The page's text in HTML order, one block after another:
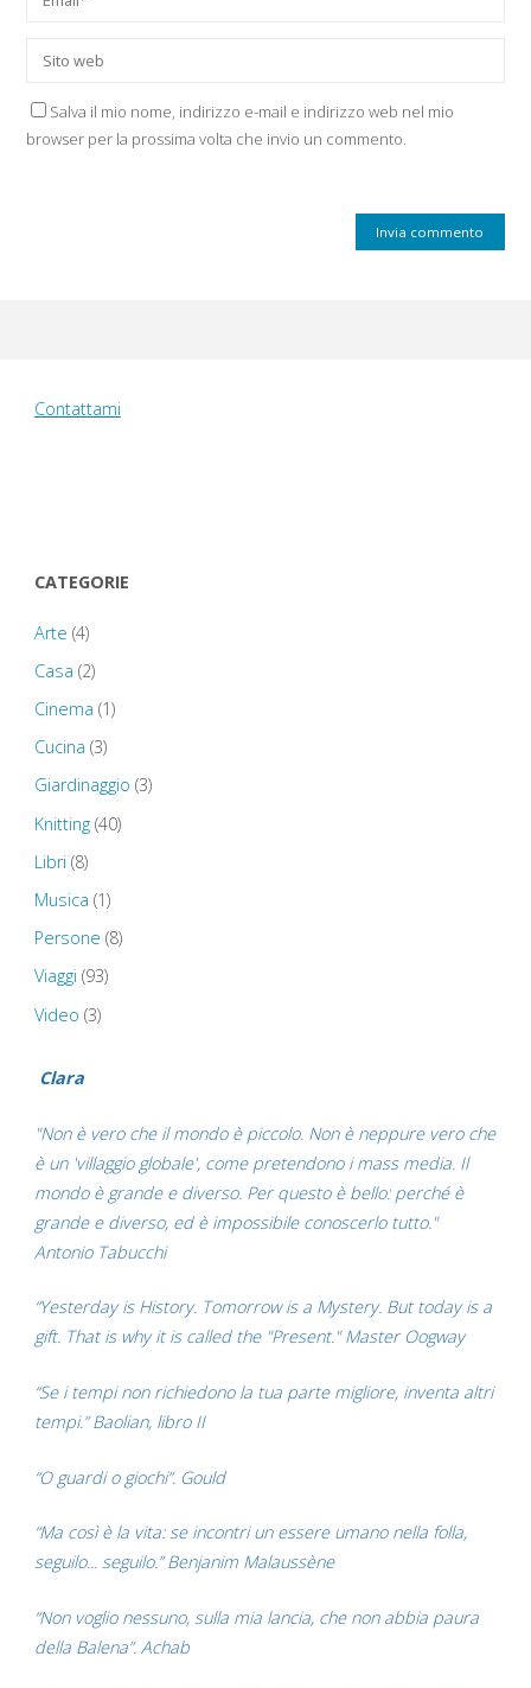
Salva il mio nome, indirizzo e-mail e indirizzo web nel mio
browser per la prossima volta che invio un commento.
Contattami
CATEGORIE
Arte (4)
Casa (2)
Cinema (1)
Cucina (3)
Giardinaggio (3)
Knitting(40)
Libri (8)
Musica (1)
Persone (8)
Viaggi (93)
Video (3)
Clara
"Non è vero che il mondo è piccolo. Non è neppure vero che
è un 'villaggio globale', come pretendono i mass media. Il
mondo è grande e diverso. Per questo è bello: perché è
grande e diverso, ed è impossibile conoscerlo tutto."
Antonio Tabucchi
“Yesterday is History. Tomorrow is a Mystery. But today is a
gift. That is why it is called the "Present." Master Oogway
“Se i tempi non richiedono la tua parte migliore, inventa altri
tempi.” Baolian, libro II
“O guardi o giochi”. Gould
“Ma così è la vita: se incontri un essere umano nella folla,
seguilo... seguilo.” Benjanim Malaussène
“Non voglio nessuno, sulla mia lancia, che non abbia paura
della Balena”. Achab